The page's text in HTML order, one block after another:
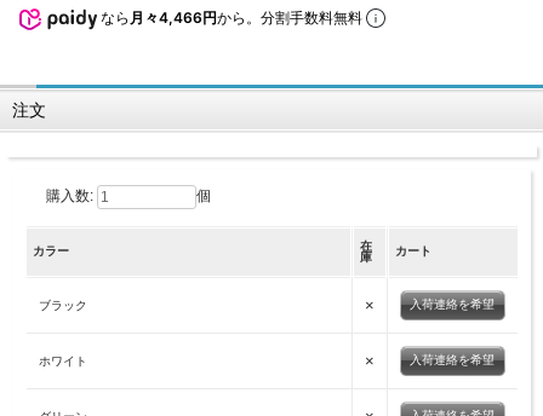
なら 月々4,466円から。分割手数料無料
注文
購入数: 個
カラー
在
庫
カート
ブラック × 入荷連絡を希望
ホワイト × 入荷連絡を希望